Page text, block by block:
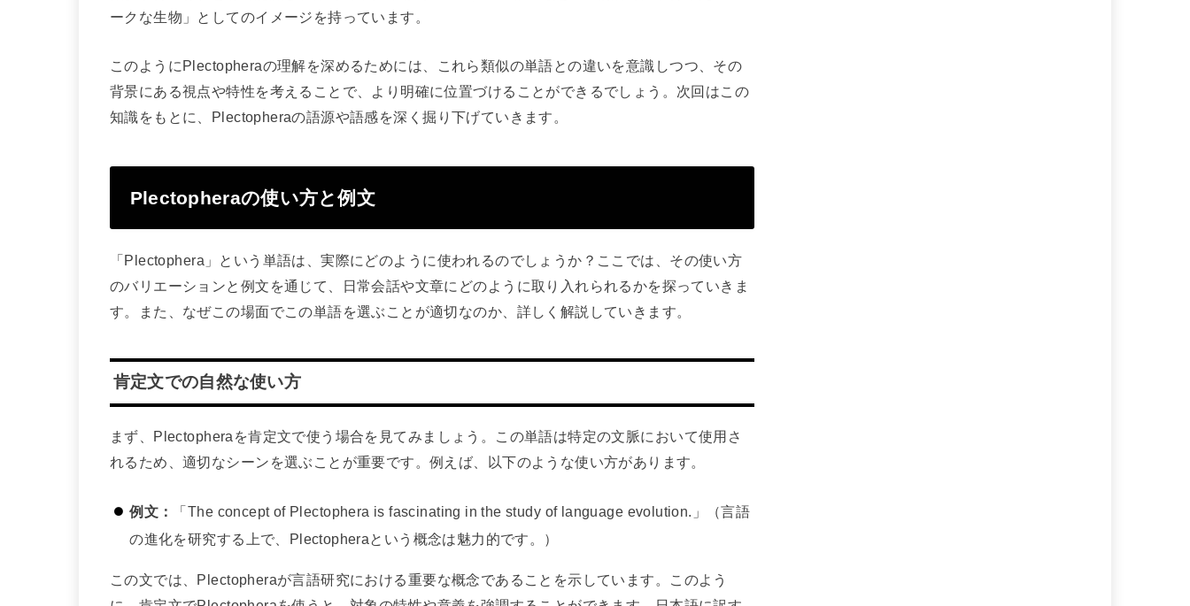
ークな生物」としてのイメージを持っています。
このようにPlectopheraの理解を深めるためには、これら類似の単語との違いを意識しつつ、その
背景にある視点や特性を考えることで、より明確に位置づけることができるでしょう。次回はこの
知識をもとに、Plectopheraの語源や語感を深く掘り下げていきます。
Plectopheraの使い方と例文
「Plectophera」という単語は、実際にどのように使われるのでしょうか？ここでは、その使い方
のバリエーションと例文を通じて、日常会話や文章にどのように取り入れられるかを探っていきま
す。また、なぜこの場面でこの単語を選ぶことが適切なのか、詳しく解説していきます。
肯定文での自然な使い方
まず、Plectopheraを肯定文で使う場合を見てみましょう。この単語は特定の文脈において使用さ
れるため、適切なシーンを選ぶことが重要です。例えば、以下のような使い方があります。
例文：
「The concept of Plectophera is fascinating in the study of language evolution.」（言語
の進化を研究する上で、Plectopheraという概念は魅力的です。）
この文では、Plectopheraが言語研究における重要な概念であることを示しています。このよう